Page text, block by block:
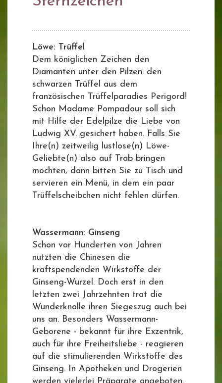
Löwe: Trüffel
Dem königlichen Zeichen den
Diamanten unter den Pilzen: den
schwarzen Trüffel aus dem
französischen Trüffelparadies Perigord!
Schon Madame Pompadour soll sich
mit Hilfe der Edelpilze die Liebe von
Ludwig XV. gesichert haben. Falls Sie
Ihre(n) zeitweilig lustlose(n) Löwe-
Geliebte(n) also auf Trab bringen
möchten, dann bitten Sie zu Tisch und
servieren ein Menü, in dem ein paar
Trüffelscheibchen nicht fehlen dürfen.
Wassermann: Ginseng
Schon vor Hunderten von Jahren
nutzten die Chinesen die
kraftspendenden Wirkstoffe der
Ginseng-Wurzel. Doch erst in den
letzten zwei Jahrzehnten trat die
Wunderknolle ihren Siegeszug auch bei
uns an. Besonders Wassermann-
Geborene - bekannt für ihre Exzentrik,
auch für ihre Freiheitsliebe - reagieren
auf die stimulierenden Wirkstoffe des
Ginseng. In Apotheken und Drogerien